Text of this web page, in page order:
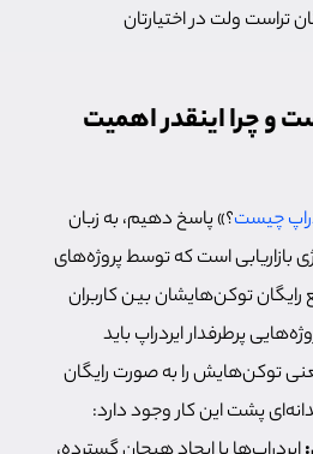
تراست ولت در اختیارتان
و چرا اینقدر اهمیت
چیست؟» پاسخ دهیم، به زبان
بازاریابی است که توسط پروژه‌های
رایگان توکن‌هایشان بین کاربران
پرطرفدار ایردراپ باید
توکن‌هایش را به صورت رایگان
پشت این کار وجود دارد: